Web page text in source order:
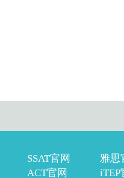
SSAT官网
雅思
ACT官网 iTEP